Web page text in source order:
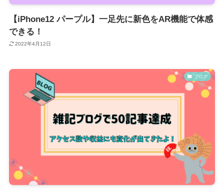
【iPhone12 パープル】一足先に新色をAR機能で体感
できる！
2022年4月12日
ブログ